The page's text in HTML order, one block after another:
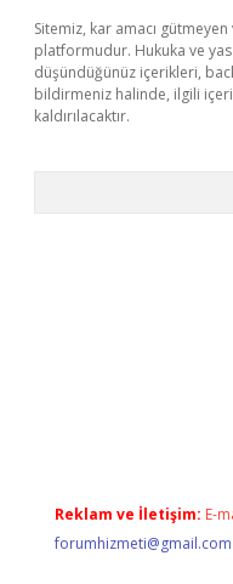
Sitemiz, kar amacı
platformudur. Hukuka ve
düşündüğünüz içerikleri,
bildirmeniz halinde, ilgili
kaldırılacaktır.
Reklam ve İletişim: E-
forumhizmeti@gmail.com